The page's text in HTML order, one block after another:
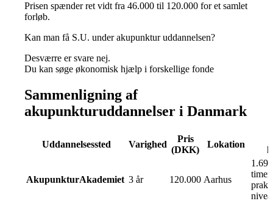
Prisen spænder ret vidt fra 46.000 til 120.000 for et samlet
forløb.
Kan man få S.U. under akupunktur uddannelsen?
Desværre er svare nej.
Du kan søge økonomisk hjælp i forskellige fonde
Sammenligning af
akupunkturuddannelser i Danmark
Uddannelsessted Varighed
Pris
(DKK)
Lokation
AkupunkturAkademiet 3 år 120.000 Aarhus